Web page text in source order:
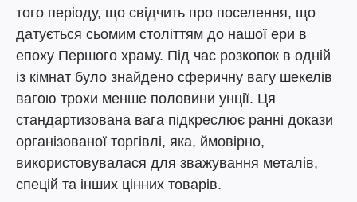
того періоду, що свідчить про поселення, що
датується сьомим століттям до нашої ери в
епоху Першого храму. Під час розкопок в одній
із кімнат було знайдено сферичну вагу шекелів
вагою трохи менше половини унції. Ця
стандартизована вага підкреслює ранні докази
організованої торгівлі, яка, ймовірно,
використовувалася для зважування металів,
спецій та інших цінних товарів.